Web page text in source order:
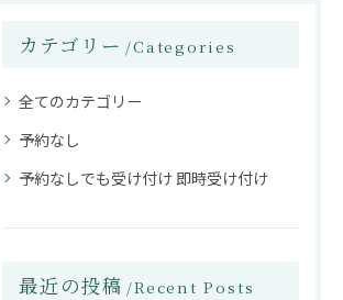
カテゴリー Categories
全てのカテゴリー
予約なし
予約なしでも受け付け 即時受け付け
最近の投稿 Recent Posts